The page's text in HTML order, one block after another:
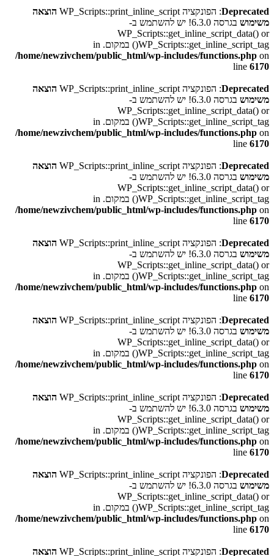
Deprecated: הפונקציה WP_Scripts::print_inline_script
הוצאה
משימוש
בגרסה 6.3.0! יש להשתמש ב-
WP_Scripts::get_inline_script_data() or
WP_Scripts::get_inline_script_tag() במקום. in
/home/newzivchem/public_html/wp-includes/functions.php on
line 6170
Deprecated: הפונקציה WP_Scripts::print_inline_script
הוצאה
משימוש
בגרסה 6.3.0! יש להשתמש ב-
WP_Scripts::get_inline_script_data() or
WP_Scripts::get_inline_script_tag() במקום. in
/home/newzivchem/public_html/wp-includes/functions.php on
line 6170
Deprecated: הפונקציה WP_Scripts::print_inline_script
הוצאה
משימוש
בגרסה 6.3.0! יש להשתמש ב-
WP_Scripts::get_inline_script_data() or
WP_Scripts::get_inline_script_tag() במקום. in
/home/newzivchem/public_html/wp-includes/functions.php on
line 6170
Deprecated: הפונקציה WP_Scripts::print_inline_script
הוצאה
משימוש
בגרסה 6.3.0! יש להשתמש ב-
WP_Scripts::get_inline_script_data() or
WP_Scripts::get_inline_script_tag() במקום. in
/home/newzivchem/public_html/wp-includes/functions.php on
line 6170
Deprecated: הפונקציה WP_Scripts::print_inline_script
הוצאה
משימוש
בגרסה 6.3.0! יש להשתמש ב-
WP_Scripts::get_inline_script_data() or
WP_Scripts::get_inline_script_tag() במקום. in
/home/newzivchem/public_html/wp-includes/functions.php on
line 6170
Deprecated: הפונקציה WP_Scripts::print_inline_script
הוצאה
משימוש
בגרסה 6.3.0! יש להשתמש ב-
WP_Scripts::get_inline_script_data() or
WP_Scripts::get_inline_script_tag() במקום. in
/home/newzivchem/public_html/wp-includes/functions.php on
line 6170
Deprecated: הפונקציה WP_Scripts::print_inline_script
הוצאה
משימוש
בגרסה 6.3.0! יש להשתמש ב-
WP_Scripts::get_inline_script_data() or
WP_Scripts::get_inline_script_tag() במקום. in
/home/newzivchem/public_html/wp-includes/functions.php on
line 6170
Deprecated: הפונקציה WP_Scripts::print_inline_script הוצאה